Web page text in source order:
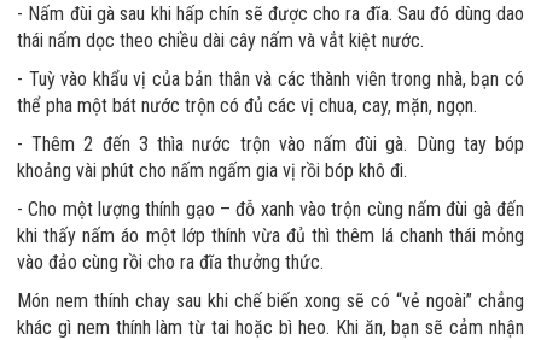
- Nấm đùi gà sau khi hấp chín sẽ được cho ra đĩa. Sau đó dùng dao
thái nấm dọc theo chiều dài cây nấm và vắt kiệt nước.
- Tuỳ vào khẩu vị của bản thân và các thành viên trong nhà, bạn có
thể pha một bát nước trộn có đủ các vị chua, cay, mặn, ngọn.
- Thêm 2 đến 3 thìa nước trộn vào nấm đùi gà. Dùng tay bóp
khoảng vài phút cho nấm ngấm gia vị rồi bóp khô đi.
- Cho một lượng thính gạo – đỗ xanh vào trộn cùng nấm đùi gà đến
khi thấy nấm áo một lớp thính vừa đủ thì thêm lá chanh thái mỏng
vào đảo cùng rồi cho ra đĩa thưởng thức.
Món nem thính chay sau khi chế biến xong sẽ có “vẻ ngoài” chẳng
khác gì nem thính làm từ tai hoặc bì heo. Khi ăn, bạn sẽ cảm nhận